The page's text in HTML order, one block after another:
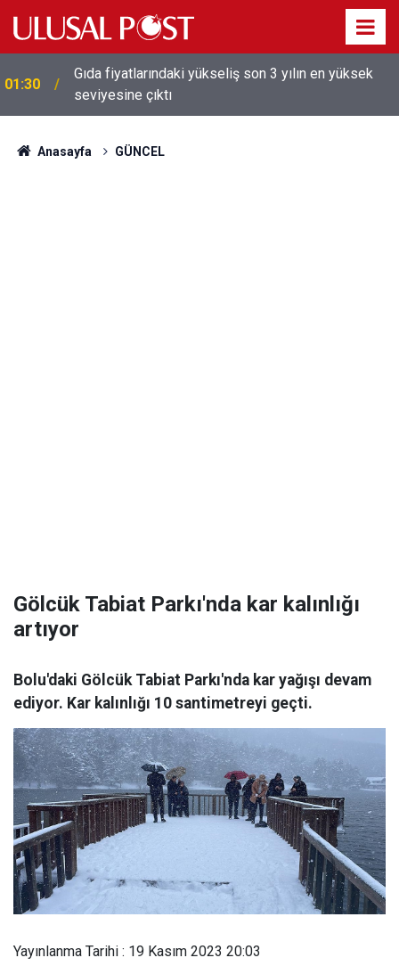
Gıda fiyatlarındaki yükseliş son 3 yılın en yüksek
seviyesine çıktı
01:26
Galatasaray'dan sekiz kişi hakkında savcılığa suç
duyurusu
Anasayfa GÜNCEL
Gölcük Tabiat Parkı'nda kar kalınlığı
artıyor
Bolu'daki Gölcük Tabiat Parkı'nda kar yağışı devam
ediyor. Kar kalınlığı 10 santimetreyi geçti.
Yayınlanma Tarihi : 19 Kasım 2023 20:03